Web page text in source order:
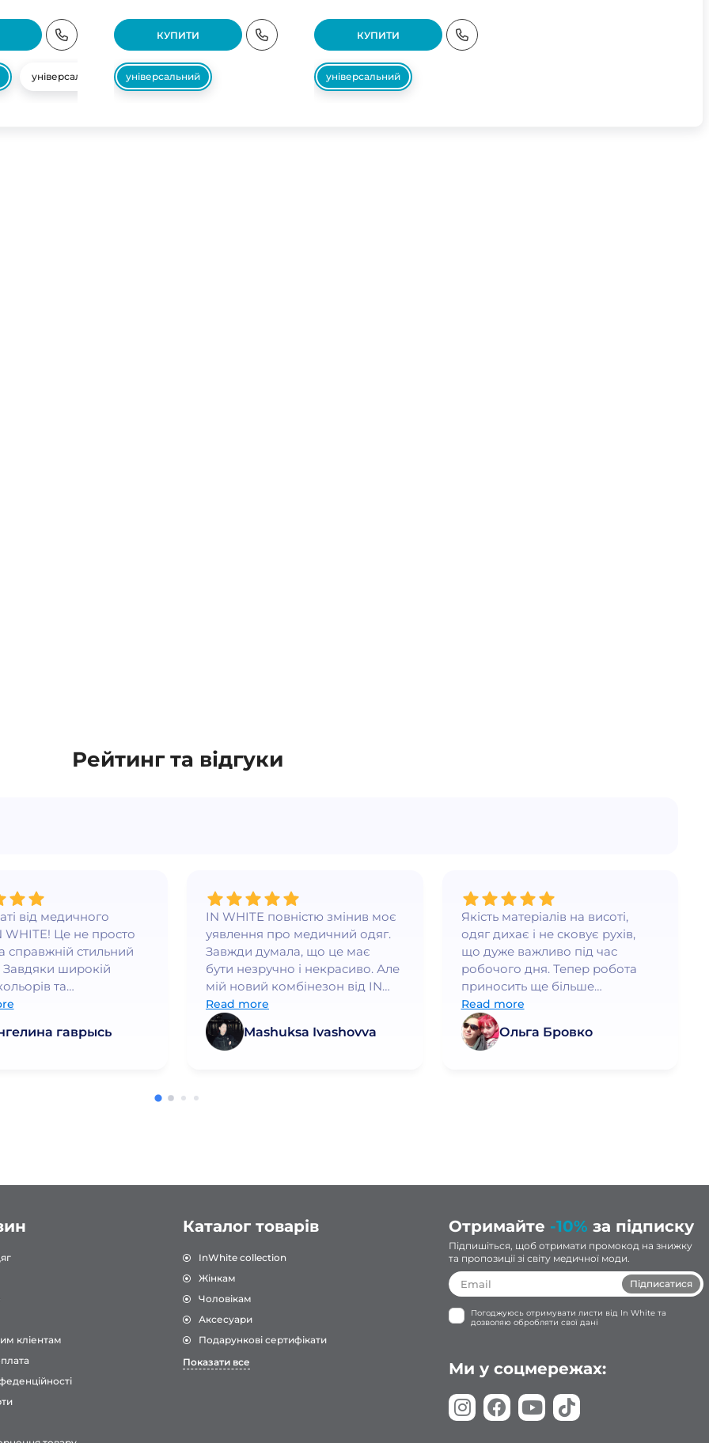
універсальний
КУПИТИ
універсальний
КУПИТИ
універсальний
Рейтинг та відгуки
від медичного
WHITE! Це не просто
справжній стильний
широкій
та
крою, я
впевнено та
гаврысь
IN WHITE повністю змінив моє
уявлення про медичний одяг.
Завжди думала, що це має
бути незручно і некрасиво. Але
мій новий комбінезон від IN
WHITE - це любов з першого
погляду. Він ідеально сидить, а
якість просто неймовірна. Я
працюю в медичній сфері
Read more
Mashuksa Ivashovva
Якість матеріалів на висоті,
одяг дихає і не сковує рухів,
що дуже важливо під час
робочого дня. Тепер робота
приносить ще більше
задоволення!
Read more
Ольга Бровко
кліентам
Каталог товарів
InWhite collection
Жінкам
Чоловікам
Аксесуари
Подарункові сертифікати
Показати все
Отримайте -10% за підписку
Підпишіться, щоб отримати промокод на знижку
та пропозиції зі світу медичної моди.
Підписатися
Погоджуюсь отримувати листи від In White та
дозволяю обробляти свої дані
Ми у соцмережах: